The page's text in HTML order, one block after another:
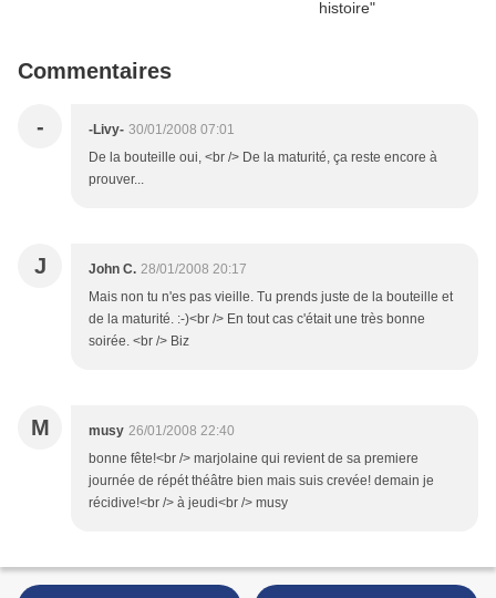
Commentaires
- -Livy- 30/01/2008 07:01
De la bouteille oui, <br /> De la maturité, ça reste encore à
prouver...
J John C. 28/01/2008 20:17
Mais non tu n'es pas vieille. Tu prends juste de la bouteille et
de la maturité. :-)<br /> En tout cas c'était une très bonne
soirée. <br /> Biz
M musy 26/01/2008 22:40
bonne fête!<br /> marjolaine qui revient de sa premiere
journée de répét théâtre bien mais suis crevée! demain je
récidive!<br /> à jeudi<br /> musy